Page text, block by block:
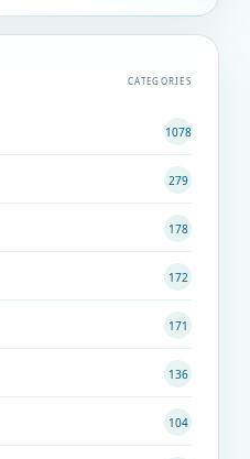
CATEGORIES
1078
279
178
172
171
136
104